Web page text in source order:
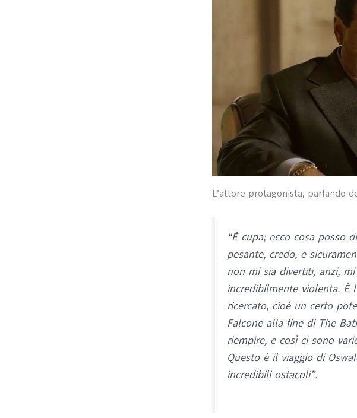
L’attore protagonista, parlando
“È cupa; ecco cosa posso
pesante, credo, e
non mi sia divertiti, anzi,
incredibilmente violenta. È
ricercato, cioè un certo
Falcone alla fine di The
riempire, e così ci sono
Questo è il viaggio di
incredibili ostacoli”.